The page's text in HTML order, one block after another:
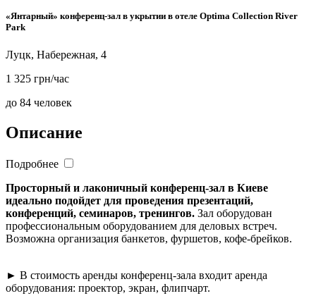
«Янтарный» конференц-зал в укрытии в отеле Optima Collection River
Park
Луцк, Набережная, 4
1 325 грн/час
до 84 человек
Описание
Подробнее
Просторный и лаконичный конференц-зал в Киеве
идеально подойдет для проведения презентаций,
конференций, семинаров, тренингов. Зал оборудован
профессиональным оборудованием для деловых встреч.
Возможна организация банкетов, фуршетов, кофе-брейков.
► В стоимость аренды конференц-зала входит аренда
оборудования: проектор, экран, флипчарт.